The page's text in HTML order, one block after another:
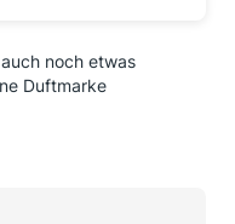
noch etwas
Duftmarke